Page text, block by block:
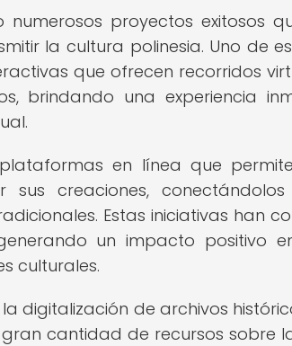
numerosos proyectos exitosos
la cultura polinesia. Uno de
que ofrecen recorridos
brindando una experiencia
en línea que
sus creaciones,
Estas iniciativas han
un impacto positivo
culturales.
digitalización de archivos
cantidad de recursos sobre